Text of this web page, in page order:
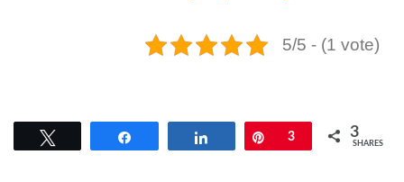
5/5 - (1 vote)
Pin
3 3
SHARES